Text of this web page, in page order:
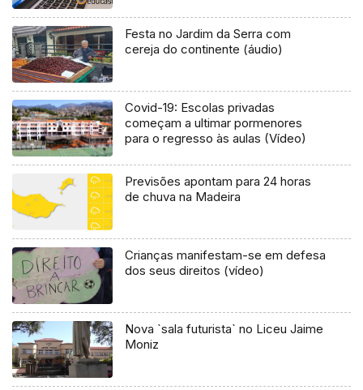
Festa no Jardim da Serra com
cereja do continente (áudio)
Covid-19: Escolas privadas
começam a ultimar pormenores
para o regresso às aulas (Vídeo)
Previsões apontam para 24 horas
de chuva na Madeira
Crianças manifestam-se em defesa
dos seus direitos (vídeo)
Nova `sala futurista` no Liceu Jaime
Moniz